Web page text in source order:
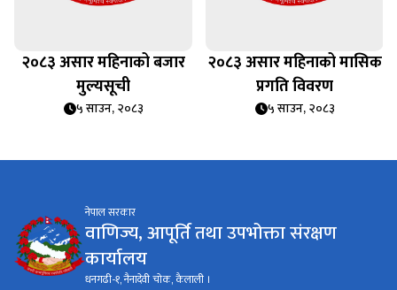
२०८३ असार महिनाको बजार
मुल्यसूची
५ साउन, २०८३
२०८३ असार महिनाको मासिक
प्रगति विवरण
५ साउन, २०८३
नेपाल सरकार
वाणिज्य, आपूर्ति तथा उपभोक्ता संरक्षण
कार्यालय
धनगढी-१, नैनादेवी चोक, कैलाली ।